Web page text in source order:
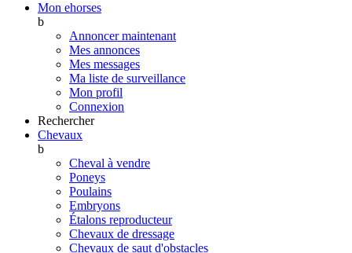
Mon ehorses
b
Annoncer maintenant
Mes annonces
Mes messages
Ma liste de surveillance
Mon profil
Connexion
Rechercher
Chevaux
b
Cheval à vendre
Poneys
Poulains
Embryons
Étalons reproducteur
Chevaux de dressage
Chevaux de saut d'obstacles